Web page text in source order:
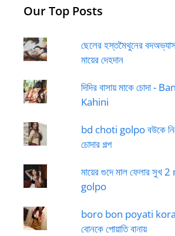
Our Top Posts
ছেলের হস্তমৈথুনের বদঅভ্যাস
মায়ের দেহদান
দিদির বাসায় মাকে চোদা -
Kahini
bd choti golpo বউকে
চোদার গল্প
মায়ের গুদে মাল ফেলার
golpo
boro bon poyati kora
বোনকে পোয়াতি বানায়